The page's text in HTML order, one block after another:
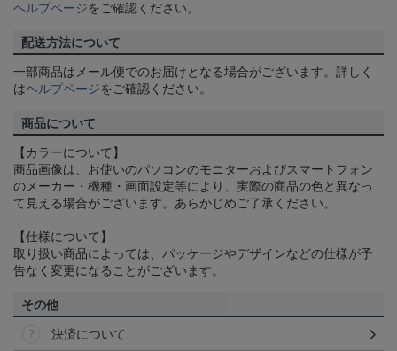
ヘルプページをご確認ください。
配送方法について
一部商品はメール便でのお届けとなる場合がございます。詳しく
はヘルプページをご確認ください。
商品について
【カラーについて】
商品画像は、お使いのパソコンのモニターおよびスマートフォン
のメーカー・機種・画面設定等により、実際の商品の色と異なっ
て見える場合がございます。あらかじめご了承ください。
【仕様について】
取り扱い商品によっては、パッケージやデザインなどの仕様が予
告なく変更になることがございます。
その他
決済について